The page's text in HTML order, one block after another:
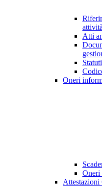
attività
Atti
Oneri
Oneri
Attestazioni